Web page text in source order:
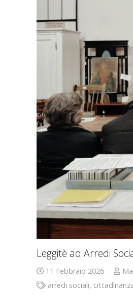
Leggitè ad Arredi
11 Febbraio 2026
arredi sociali,